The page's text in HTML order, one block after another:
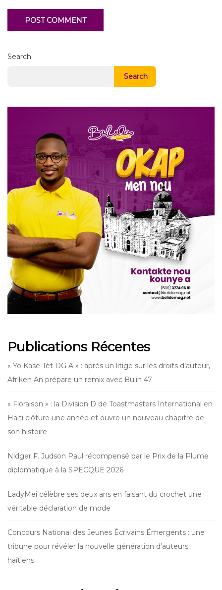
Search
Search
Publications Récentes
« Yo Kase Tèt DG A » : après un litige sur les droits d’auteur,
Afriken An prépare un remix avec Bulin 47
« Floraison » : la Division D de Toastmasters International en
Haïti clôture une année et ouvre un nouveau chapitre de
son histoire
Nidger F. Judson Paul récompensé par le Prix de la Plume
diplomatique à la SPECQUE 2026
LadyMeï célèbre ses deux ans en faisant du crochet une
véritable déclaration de mode
Concours National des Jeunes Écrivains Émergents : une
tribune pour révéler la nouvelle génération d’auteurs
haïtiens